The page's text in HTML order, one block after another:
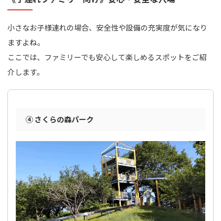
小さなお子様連れの場合、安全性や設備の充実度が気になり
ますよね。
ここでは、ファミリーでも安心して楽しめるスポットをご紹
介します。
④ さくらの森パーク